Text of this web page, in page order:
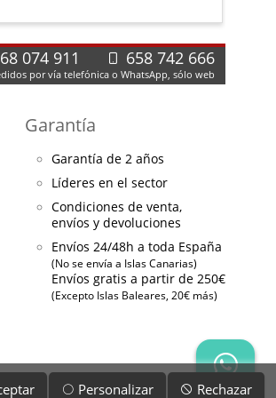
074 911 658 742 666
por vía telefónica o WhatsApp, sólo web
Garantía
Garantía de 2 años
Líderes en el sector
Condiciones de venta,
envíos y devoluciones
Envíos 24/48h a toda España
(No se envía a Islas Canarias)
Envíos gratis a partir de 250€
(Excepto Islas Baleares, 20€ más)
Personalizar Rechazar